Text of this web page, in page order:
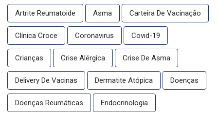
Artrite Reumatoide Asma Carteira De Vacinação
Clínica Croce Coronavirus Covid-19
Crianças Crise Alérgica Crise De Asma
Delivery De Vacinas Dermatite Atópica Doenças
Doenças Reumáticas Endocrinologia